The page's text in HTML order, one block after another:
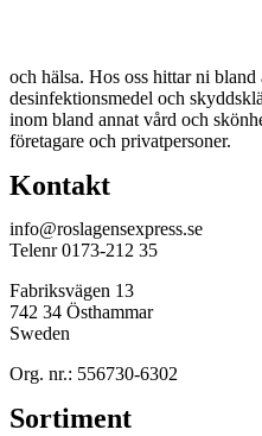
och hälsa. Hos oss hittar ni bland
desinfektionsmedel och
inom bland annat vård och
företagare och privatpersoner.
Kontakt
info@roslagensexpress.se
Telenr 0173-212 35
Fabriksvägen 13
742 34 Östhammar
Sweden
Org. nr.: 556730-6302
Sortiment